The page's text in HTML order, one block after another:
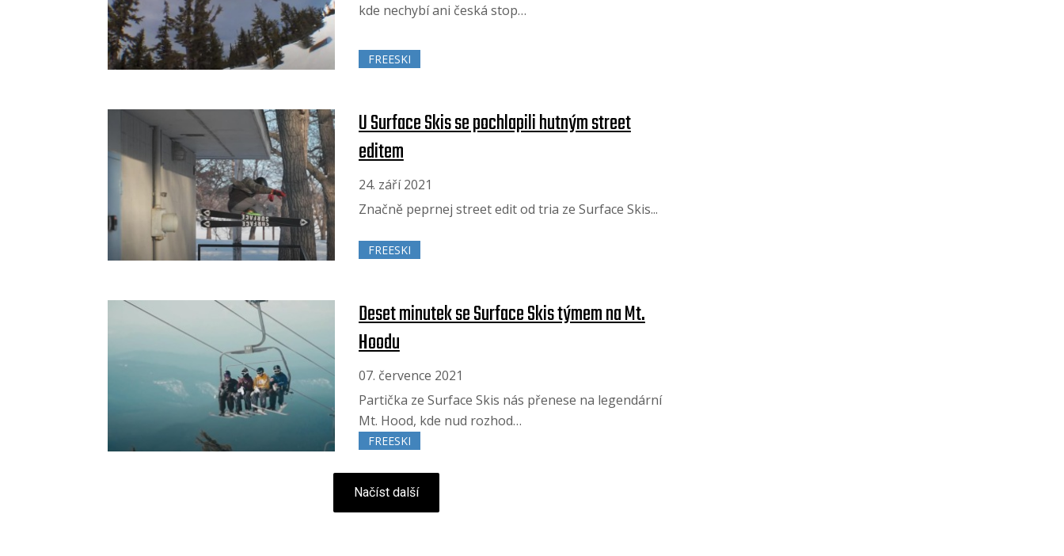
kde nechybí ani česká stop…
FREESKI
U Surface Skis se pochlapili hutným street
editem
24. září 2021
Značně peprnej street edit od tria ze Surface Skis...
FREESKI
Deset minutek se Surface Skis týmem na Mt.
Hoodu
07. července 2021
Partička ze Surface Skis nás přenese na legendární
Mt. Hood, kde nud rozhod…
FREESKI
Načíst další